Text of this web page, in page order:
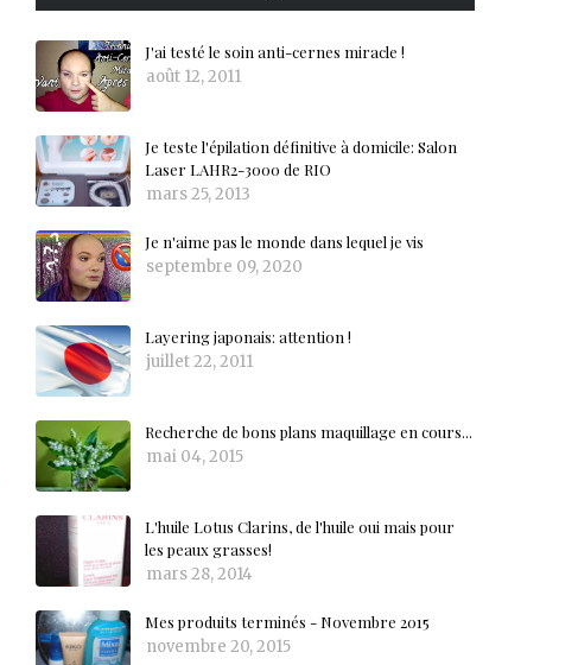
J'ai testé le soin anti-cernes miracle !
août 12, 2011
Je teste l'épilation définitive à domicile: Salon
Laser LAHR2-3000 de RIO
mars 25, 2013
Je n'aime pas le monde dans lequel je vis
septembre 09, 2020
Layering japonais: attention !
juillet 22, 2011
Recherche de bons plans maquillage en cours...
mai 04, 2015
L'huile Lotus Clarins, de l'huile oui mais pour
les peaux grasses!
mars 28, 2014
Mes produits terminés - Novembre 2015
novembre 20, 2015